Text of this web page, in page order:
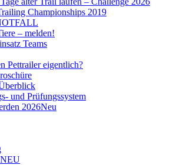
Championships 2019
– melden!
Teams
Pettrailer eigentlich?
und Prüfungssystem
2026Neu
NEU